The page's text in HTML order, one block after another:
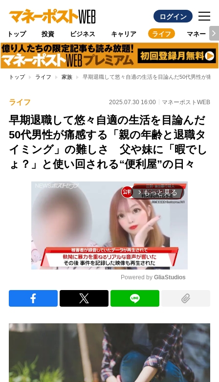
ログイン
トップ 投資 ビジネス キャリア ライフ マネー
トップ ライフ 家族 早期退職して悠々自適の生活を目論んだ50代男性が痛
ライフ 2025.07.30 16:00 マネーポストWEB
早期退職して悠々自適の生活を目論んだ
50代男性が痛感する「親の年齢と退職タ
イミング」の難しさ 父や妹に「暇でし
ょ？」と使い回される“便利屋”の日々
arrow_forward_ios もっと見る
Powered by GliaStudios